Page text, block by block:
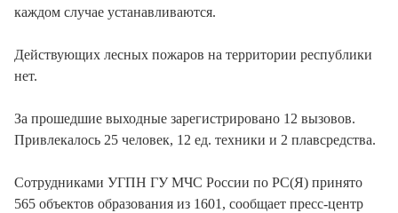
каждом случае устанавливаются.
Действующих лесных пожаров на территории республики
нет.
За прошедшие выходные зарегистрировано 12 вызовов.
Привлекалось 25 человек, 12 ед. техники и 2 плавсредства.
Сотрудниками УГПН ГУ МЧС России по РС(Я) принято
565 объектов образования из 1601, сообщает пресс-центр